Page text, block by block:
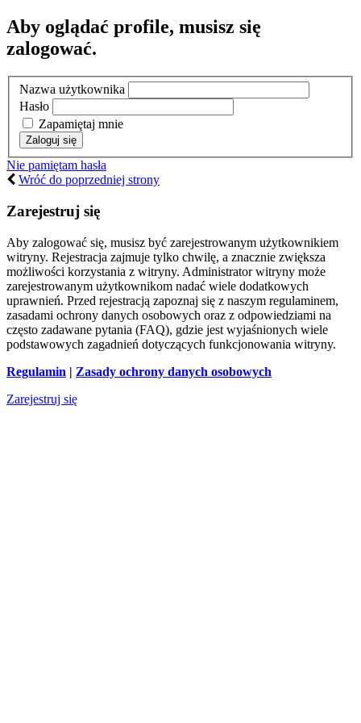
Aby oglądać profile, musisz się
zalogować.
Nazwa użytkownika
Hasło
Zapamiętaj mnie
Nie pamiętam hasła
Wróć do poprzedniej strony
Zarejestruj się
Aby zalogować się, musisz być zarejestrowanym użytkownikiem
witryny. Rejestracja zajmuje tylko chwilę, a znacznie zwiększa
możliwości korzystania z witryny. Administrator witryny może
zarejestrowanym użytkownikom nadać wiele dodatkowych
uprawnień. Przed rejestracją zapoznaj się z naszym regulaminem,
zasadami ochrony danych osobowych oraz z odpowiedziami na
często zadawane pytania (FAQ), gdzie jest wyjaśnionych wiele
podstawowych zagadnień dotyczących funkcjonowania witryny.
Regulamin | Zasady ochrony danych osobowych
Zarejestruj się